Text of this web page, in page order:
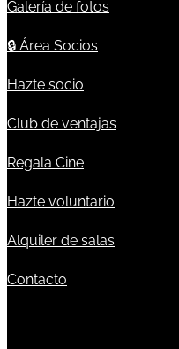
Galería de fotos
🔒 Área Socios
Hazte socio
Club de ventajas
Regala Cine
Hazte voluntario
Alquiler de salas
Contacto